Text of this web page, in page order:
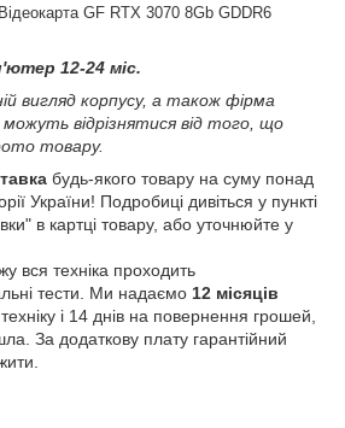
GF RTX 3070 8Gb GDDR6
12-24 міс.
вигляд корпусу, а також фірма
відрізнятися від того, що
товару.
будь-якого товару на суму понад
України! Подробиці дивіться у пункті
в картці товару, або уточнюйте у
техніка проходить
тести. Ми надаємо 12 місяців
і 14 днів на повернення грошей,
За додаткову плату гарантійний